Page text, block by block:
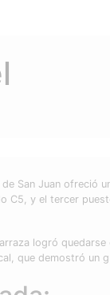
San Juan ofreció
C5, y el tercer
logró quedarse
que demostró un